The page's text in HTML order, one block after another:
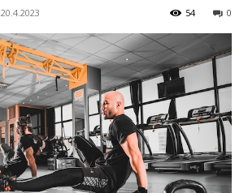
20.4.2023 0
54